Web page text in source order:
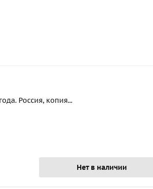
Россия, копия...
Нет в наличии